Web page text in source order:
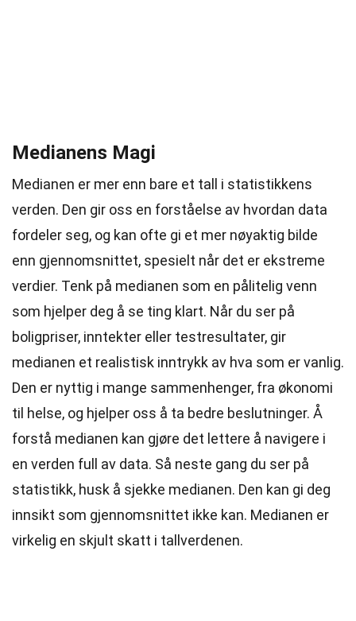
Medianens Magi
Medianen er mer enn bare et tall i statistikkens
verden. Den gir oss en forståelse av hvordan data
fordeler seg, og kan ofte gi et mer nøyaktig bilde
enn gjennomsnittet, spesielt når det er ekstreme
verdier. Tenk på medianen som en pålitelig venn
som hjelper deg å se ting klart. Når du ser på
boligpriser, inntekter eller testresultater, gir
medianen et realistisk inntrykk av hva som er vanlig.
Den er nyttig i mange sammenhenger, fra økonomi
til helse, og hjelper oss å ta bedre beslutninger. Å
forstå medianen kan gjøre det lettere å navigere i
en verden full av data. Så neste gang du ser på
statistikk, husk å sjekke medianen. Den kan gi deg
innsikt som gjennomsnittet ikke kan. Medianen er
virkelig en skjult skatt i tallverdenen.